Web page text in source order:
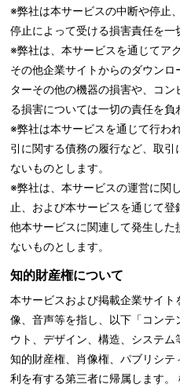
※弊社は本サービスの中断や停止
停止によって受ける損害責任を一
※弊社は、本サービスを通じてア
その他企業サイトからのダウン
ターその他の機器の損害や、コ
る損害については一切の責任を負
※弊社は本サービスを通じて行わ
引に関する債務の履行など、取
ないものとします。
※弊社は、本サービスの運営に関
止、および本サービスを通じて
他本サービスに関連して発生し
ないものとします。
知的財産権について
本サービスおよび掲載企業サイ
像、音声等を指し、以下「コン
ウト、デザイン、構造、システム
知的財産権、肖像権、パブリシ
利を有する第三者に帰属します